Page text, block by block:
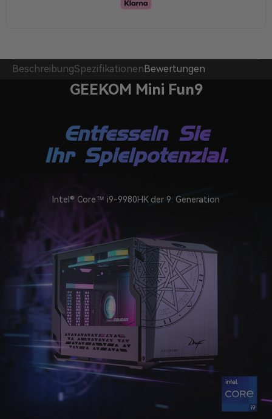
BeschreibungSpezifikationen Bewertungen
GEEKOM Mini Fun9
Entfesseln Sie
Ihr Spielpotenzial.
Intel® Core™ i9-9980HK der 9. Generation